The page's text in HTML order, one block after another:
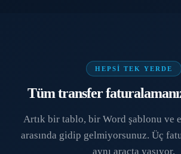
HEPSI TEK YERDE
Tüm transfer
Artık bir tablo, bir Word şablonu ve
arasında gidip gelmiyorsunuz. Üç
aynı araçta yaşıyor.